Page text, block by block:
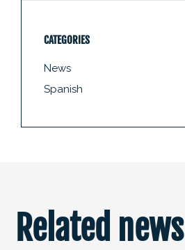
CATEGORIES
News
Spanish
Related news